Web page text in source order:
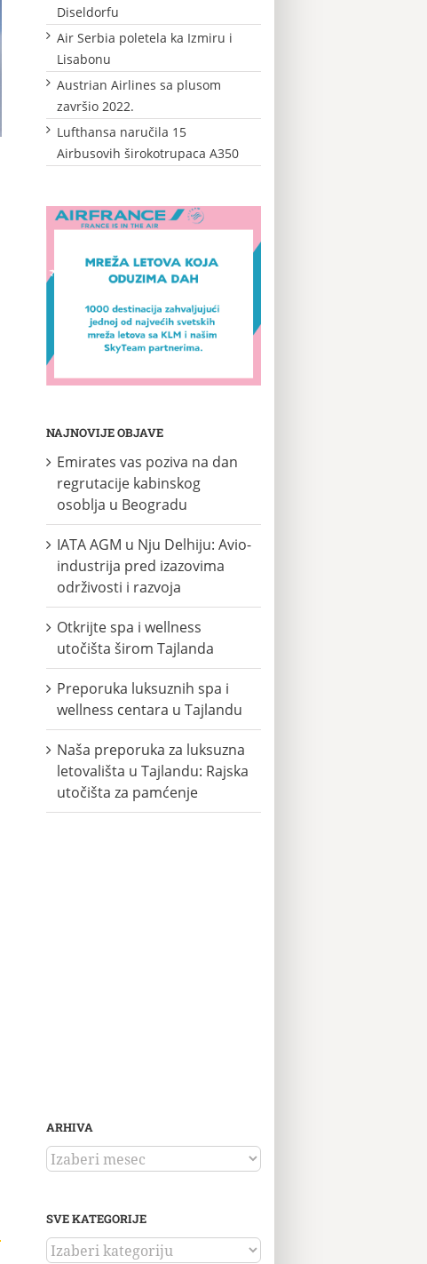
Diseldorfu
Air Serbia poletela ka Izmiru i
Lisabonu
Austrian Airlines sa plusom
završio 2022.
Lufthansa naručila 15
Airbusovih širokotrupaca A350
NAJNOVIJE OBJAVE
Emirates vas poziva na dan
regrutacije kabinskog
osoblja u Beogradu
IATA AGM u Nju Delhiju: Avio-
industrija pred izazovima
održivosti i razvoja
Otkrijte spa i wellness
utočišta širom Tajlanda
Preporuka luksuznih spa i
wellness centara u Tajlandu
Naša preporuka za luksuzna
letovališta u Tajlandu: Rajska
utočišta za pamćenje
ARHIVA
ARHIVA
SVE KATEGORIJE
SVE